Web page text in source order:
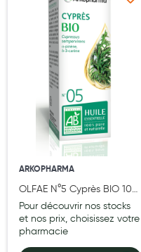
ARKOPHARMA
OLFAE N°5 Cyprès BIO 10
ml (Cupressus
sempervirens)
Pour découvrir nos stocks
et nos prix, choisissez votre
pharmacie
Ajouter à ma liste